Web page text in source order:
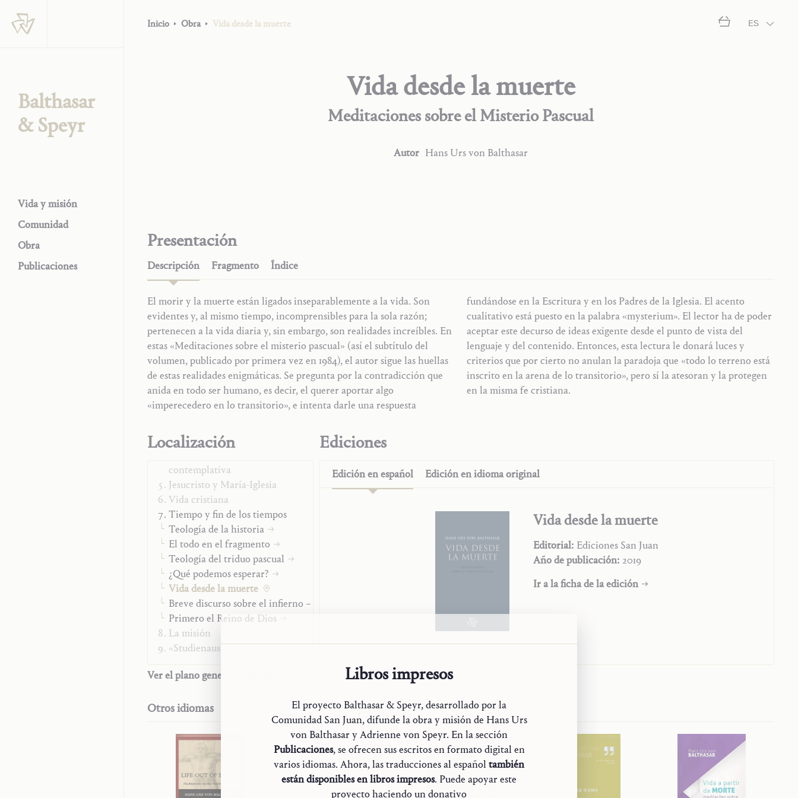
Balthasar
& Speyr
Vida y misión
Comunidad
Obra
Publicaciones
Inicio Obra Vida desde la muerte ES
Vida desde la muerte
Meditaciones sobre el Misterio Pascual
Autor Hans Ursvon Balthasar
Presentación
Descripción Fragmento Índice
El morir y la muerte están ligados inseparablemente a la vida. Son
evidentes y, al mismo tiempo, incomprensibles para la sola razón;
pertenecen a la vida diaria y, sin embargo, son realidades increíbles. En
estas «Meditaciones sobre el misterio pascual» (así el subtítulo del
volumen, publicado por primera vez en 1984), el autor sigue las huellas
de estas realidades enigmáticas. Se pregunta por la contradicción que
anida en todo ser humano, es decir, el querer aportar algo
«imperecedero en lo transitorio», e intenta darle una respuesta
fundándose en la Escritura y en los Padres de la Iglesia. El acento
cualitativo está puesto en la palabra «mysterium». El lector ha de poder
aceptar este decurso de ideas exigente desde el punto de vista del
lenguaje y del contenido. Entonces, esta lectura le donará luces y
criterios que por cierto no anulan la paradoja que «todo lo terreno está
inscrito en la arena de lo transitorio», pero sí la atesoran y la protegen
en la misma fe cristiana.
Localización
Trilogía
Monografías
contemplativa
Jesucristo y María-Iglesia
Vida cristiana
Tiempo y fin de los tiempos
Teología de la historia
El todo en el fragmento
Teología del triduo pascual
¿Qué podemos esperar?
Vida desde la muerte
Breve discurso sobre el infierno – Apocatástasis
Primero el Reino de Dios
La misión
«Studienausgabe»
Ver el plano general de la obra
Ediciones
Edición enespañol Edición enidioma original
Vida desde la muerte
Editorial: Ediciones San Juan
Año de publicación: 2019
Ir a la ficha de la edición
Otros idiomas
Libros impresos
El proyecto Balthasar & Speyr, desarrollado por la
Comunidad San Juan, difunde la obra y misión de Hans Urs
von Balthasar y Adrienne von Speyr. En la sección
Publicaciones, se ofrecen sus escritos en formato digital en
varios idiomas. Ahora, las traducciones al españoltambién
están disponibles en libros impresos. Puede apoyar este
proyecto haciendo un donativo